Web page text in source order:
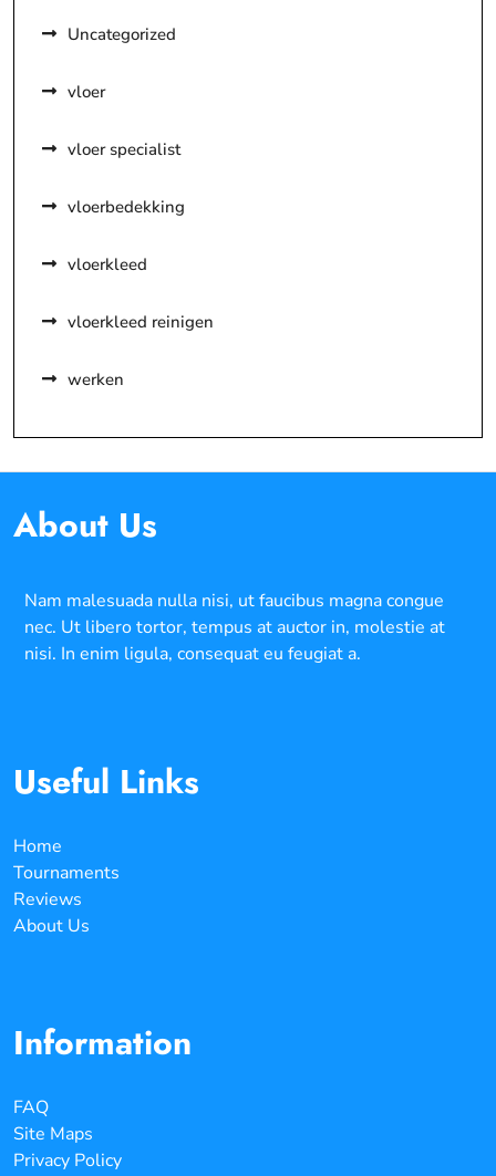
Uncategorized
vloer
vloer specialist
vloerbedekking
vloerkleed
vloerkleed reinigen
werken
About Us
Nam malesuada nulla nisi, ut faucibus magna congue
nec. Ut libero tortor, tempus at auctor in, molestie at
nisi. In enim ligula, consequat eu feugiat a.
Useful Links
Home
Tournaments
Reviews
About Us
Information
FAQ
Site Maps
Privacy Policy